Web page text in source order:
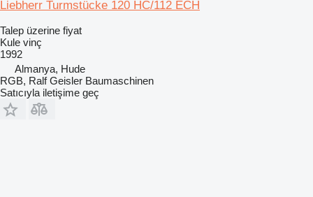
Liebherr Turmstücke 120 HC/112 ECH
Talep üzerine fiyat
Kule vinç
1992
Almanya, Hude
RGB, Ralf Geisler Baumaschinen
Satıcıyla iletişime geç